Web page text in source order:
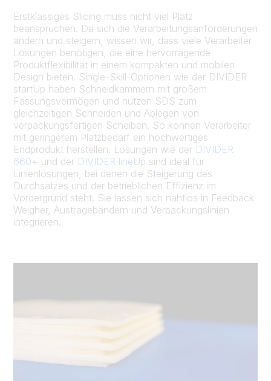
Erstklassiges Slicing muss nicht viel Platz
beanspruchen. Da sich die Verarbeitungsanforderungen
ändern und steigern, wissen wir, dass viele Verarbeiter
Lösungen benötigen, die eine hervorragende
Produktflexibilität in einem kompakten und mobilen
Design bieten. Single-Skill-Optionen wie der DIVIDER
startUp haben Schneidkammern mit großem
Fassungsvermögen und nutzen SDS zum
gleichzeitigen Schneiden und Ablegen von
verpackungsfertigen Scheiben. So können Verarbeiter
mit geringerem Platzbedarf ein hochwertiges
Endprodukt herstellen. Lösungen wie der DIVIDER
660+ und der DIVIDER lineUp sind ideal für
Linienlösungen, bei denen die Steigerung des
Durchsatzes und der betrieblichen Effizienz im
Vordergrund steht. Sie lassen sich nahtlos in Feedback
Weigher, Austragebändern und Verpackungslinien
integrieren.